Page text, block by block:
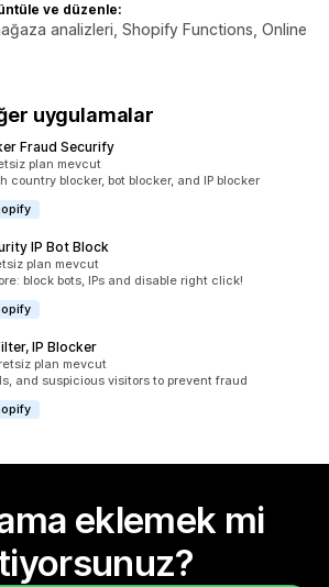
ve düzenle:
analizleri, Shopify Functions, Online
uygulamalar
Fraud Securify
plan mevcut
country blocker, bot blocker, and IP blocker
IP Bot Block
plan mevcut
block bots, IPs and disable right click!
IP Blocker
plan mevcut
and suspicious visitors to prevent fraud
eklemek mi